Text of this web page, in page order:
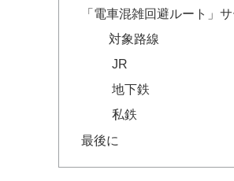
「電車混雑回避ルート」
対象路線
JR
地下鉄
私鉄
最後に